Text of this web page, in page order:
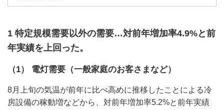
1 特定規模需要以外の需要…対前年増加率4.9%と前
年実績を上回った。
（1） 電灯需要（一般家庭のお客さまなど）
8月上旬の気温が前年に比べ高めに推移したことによる冷
房設備の稼動増などから、対前年増加率5.2%と前年実績